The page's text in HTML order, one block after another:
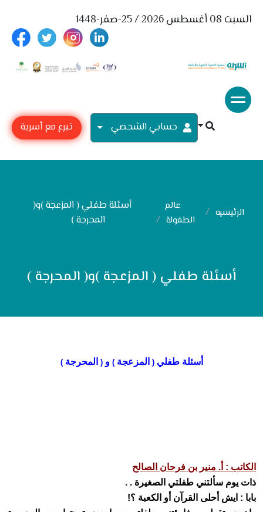
السبت 08 أغسطس 2026 / 25-صفر-1448
حسابي الشحصي تبرع مع أسرية
الرئيسيه
عالم
الطفولة
أسئلة طفلي ( المزعجة )و(
المحرجة )
أسئلة طفلي ( المزعجة )و( المحرجة )
أسئلة طفلي( المزعجة )و ( المحرجة )
الكاتب : أ. منير بن فرحان الصالح
ذات يوم سألتني طفلتي الصغيرة . .
بابا : ايش أحلى القرآن أو الكعبة ؟!